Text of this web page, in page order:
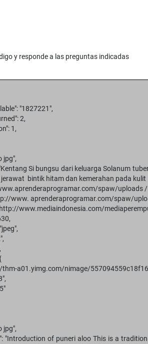
y responde a las preguntas indicadas
"1827221",
2,
1,
Si bungsu dari keluarga Solanum
bintik hitam dan kemerahan pada kulit
spaw/uploads /
aprenderaprogramar.com/spaw/
www.mediaindonesia.com/
nimage/
of puneri aloo This is a